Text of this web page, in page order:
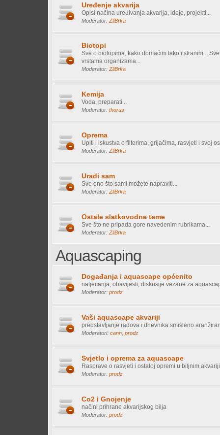
Uređenje akvarija
Opisi načina uređivanja akvarija, ideje, projekti...
Moderator: ZliBrka
Biotopi
Sve o biotopima, kako domaćim tako i stranim...
vrstama organizama...
Moderator: ZliBrka
Kemija
Voda, preparati...
Moderator: thorus
Oprema
Upiti i iskustva o filterima, grijačima, rasvjeti i svoj
Moderator: ZliBrka
Uradi sam
Sve ono što sami možete napraviti...
Moderator: ZliBrka
Ostale slatkovodne teme
Sve što ne pripada gore navedenim rubrikama...
Moderator: ZliBrka
Aquascaping
Događanja i aquascape općenito
natjecanja, obavijesti, diskusije vezane za
Moderator: prodz
Vaši aquascape akvariji
predstavljanje radova i dnevnika smisleno
Moderatori: cann prodz
Svjetlo i oprema za aquascape
Rasprave o rasvjeti i ostaloj opremi u biljnim
Moderator: prodz
Co2 i Gnojenje
načini prihrane akvarijskog bilja
Moderator: prodz